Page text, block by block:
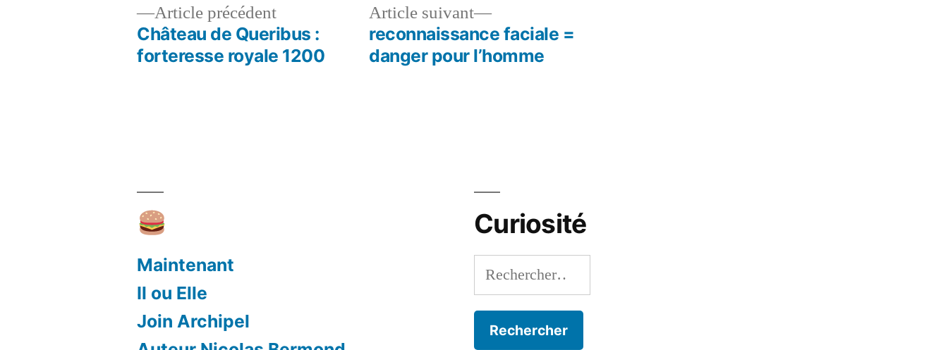
Navigation
Article précédentArticle
précédent :
Château de Queribus :
forteresse royale 1200
Article suivant
Article
suivant :
reconnaissance faciale =
danger pour l’homme
Maintenant
Il ou Elle
Join Archipel
Curiosité
Rechercher :